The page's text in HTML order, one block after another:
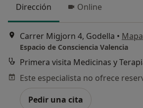
Dirección Online
Carrer Migjorn 4, Godella • Mapa
Espacio de Consciencia Valencia
Pedir una cita